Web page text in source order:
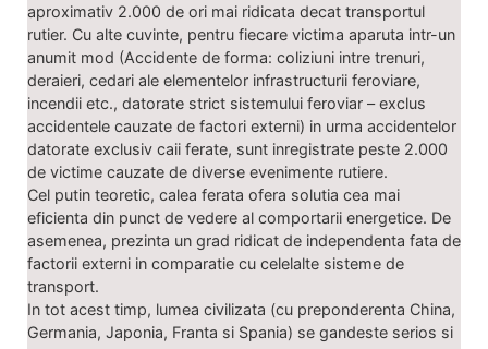
aproximativ 2.000 de ori mai ridicata decat transportul
rutier. Cu alte cuvinte, pentru fiecare victima aparuta intr-un
anumit mod (Accidente de forma: coliziuni intre trenuri,
deraieri, cedari ale elementelor infrastructurii feroviare,
incendii etc., datorate strict sistemului feroviar – exclus
accidentele cauzate de factori externi) in urma accidentelor
datorate exclusiv caii ferate, sunt inregistrate peste 2.000
de victime cauzate de diverse evenimente rutiere.
Cel putin teoretic, calea ferata ofera solutia cea mai
eficienta din punct de vedere al comportarii energetice. De
asemenea, prezinta un grad ridicat de independenta fata de
factorii externi in comparatie cu celelalte sisteme de
transport.
In tot acest timp, lumea civilizata (cu preponderenta China,
Germania, Japonia, Franta si Spania) se gandeste serios si